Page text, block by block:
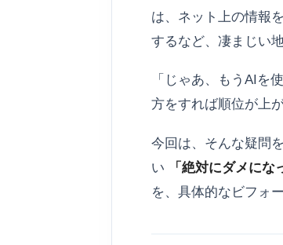
は、ネット上の情報
するなど、凄まじい
「じゃあ、もうAIを
方をすれば順位が上が
今回は、そんな疑問
い
「絶対にダメにな
を、具体的なビフォ